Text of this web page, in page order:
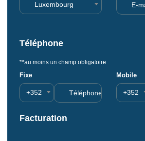
Luxembourg
Téléphone
**au moins un champ obligatoire
Fixe
+352
Mobile
+352
Facturation